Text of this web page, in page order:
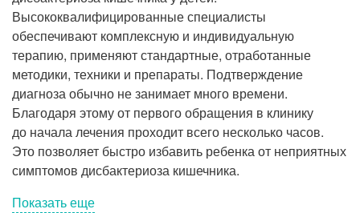
Рентгенология
Высококвалифицированные специалисты
обеспечивают комплексную и индивидуальную
терапию, применяют стандартные, отработанные
методики, техники и препараты. Подтверждение
диагноза обычно не занимает много времени.
Благодаря этому от первого обращения в клинику
до начала лечения проходит всего несколько часов.
Это позволяет быстро избавить ребенка от неприятных
симптомов дисбактериоза кишечника.
Показать еще